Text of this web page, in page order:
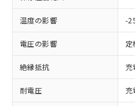
温度の影響 -
電圧の影響
絶縁抵抗 充
耐電圧 充
ことをご了承
在庫状況およ
記載している
タに基づき作
準価格とは異
了承ください。
正式な納期状
いたものが、含有品
むを得ず変更するこ
*EU RoHS指令（10物質）：
鉛(Pb) 1000ppm以下、 水
六価クロム(Cr(Ⅵ))
類(PBB) 1000ppm以下、
(PBDE) 1000ppm以下、フ
ル) (DEHP)(別名：DOP)
「－」：未確認です
い合わせください。
ム) : 100ppm、
Cr(Ⅵ)(六価クロム) :
ニル類) : 1000ppm、
当社は、これ
為替および外
（以下｢規制貨
または国外へ
国政府の輸出
可)を取得する
当社は規制貨
一定数以